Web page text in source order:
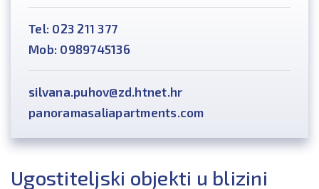
Tel: 023 211 377
Mob: 0989745136
silvana.puhov@zd.htnet.hr
panoramasaliapartments.com
Ugostiteljski objekti u blizini